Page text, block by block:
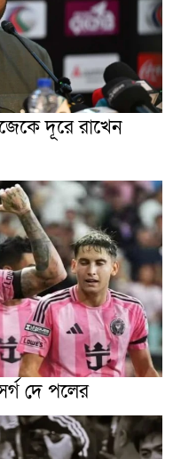
দূরে রাখেন
দে পলের